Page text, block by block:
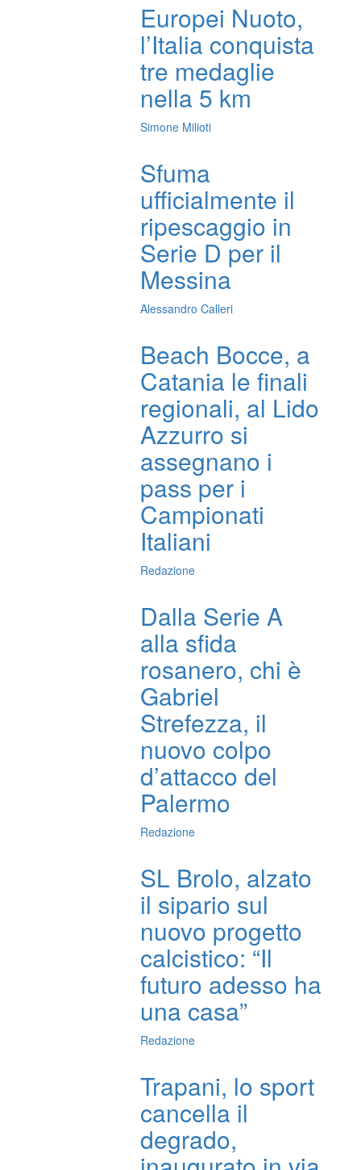
Europei Nuoto,
l’Italia conquista
tre medaglie
nella 5 km
Simone Milioti
Sfuma
ufficialmente il
ripescaggio in
Serie D per il
Messina
Alessandro Calleri
Beach Bocce, a
Catania le finali
regionali, al Lido
Azzurro si
assegnano i
pass per i
Campionati
Italiani
Redazione
Dalla Serie A
alla sfida
rosanero, chi è
Gabriel
Strefezza, il
nuovo colpo
d’attacco del
Palermo
Redazione
SL Brolo, alzato
il sipario sul
nuovo progetto
calcistico: “Il
futuro adesso ha
una casa”
Redazione
Trapani, lo sport
cancella il
degrado,